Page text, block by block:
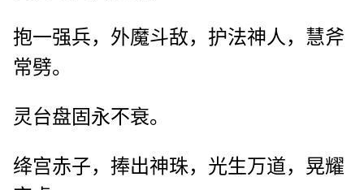
抱一强兵，外魔斗敌，护法神人，慧斧
常劈。
灵台盘固永不衰。
绛宫赤子，捧出神珠，光生万道，晃耀